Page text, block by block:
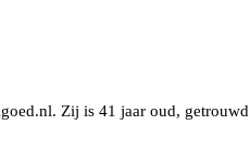
Zij is 41 jaar oud,